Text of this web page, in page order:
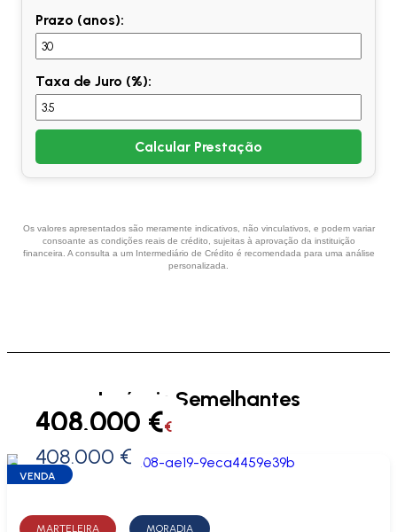
Prazo (anos):
Taxa de Juro (%):
Calcular Prestação
Os valores apresentados são meramente indicativos, não vinculativos, e podem variar
consoante as condições reais de crédito, sujeitas à aprovação da instituição
financeira. A consulta a um Intermediário de Crédito é recomendada para uma análise
personalizada.
Imóveis Semelhantes
0 €
408.000 €€
408.000 €
VENDA
MARTELEIRA MORADIA